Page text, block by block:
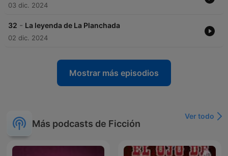
03 dic. 2024
32 - La leyenda de La Planchada
02 dic. 2024
Mostrar más episodios
Más podcasts de Ficción
Ver todo